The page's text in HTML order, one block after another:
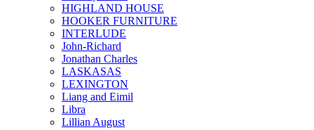
HIGHLAND HOUSE
HOOKER FURNITURE
INTERLUDE
John-Richard
Jonathan Charles
LASKASAS
LEXINGTON
Liang and Eimil
Libra
Lillian August